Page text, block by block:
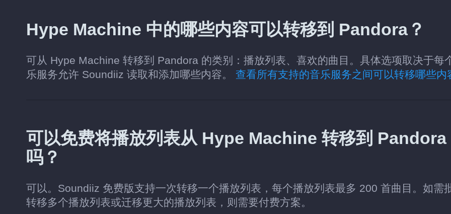
Hype Machine 中的哪些内容可以转移到 Pandora？
可从 Hype Machine 转移到 Pandora 的类别：播放列表、喜欢的曲目。具体选项取决于每
乐服务允许 Soundiiz 读取和添加哪些内容。 查看所有支持的音乐服务之间可以转移哪些内
可以免费将播放列表从 Hype Machine 转移到 Pandora
吗？
可以。Soundiiz 免费版支持一次转移一个播放列表，每个播放列表最多 200 首曲目。如需
转移多个播放列表或迁移更大的播放列表，则需要付费方案。